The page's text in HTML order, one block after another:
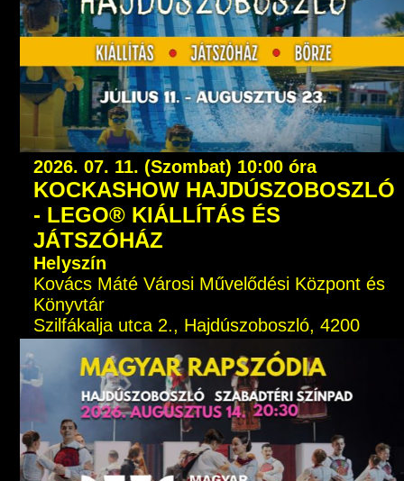
2026. 07. 11. (Szombat) 10:00 óra
KOCKASHOW HAJDÚSZOBOSZLÓ
- LEGO® KIÁLLÍTÁS ÉS
JÁTSZÓHÁZ
Helyszín
Kovács Máté Városi Művelődési Központ és
Könyvtár
Szilfákalja utca 2., Hajdúszoboszló, 4200